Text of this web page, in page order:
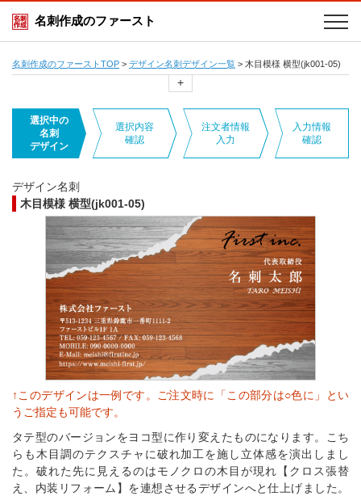
名刺作成のファースト
名刺作成のファーストTOP > デザイン名刺デザイン一覧 > 木目模様 横型(jk001-05)
+
選択中の
名刺
デザイン
選択内容
確認
注文者情報
入力
入力情報
確認
デザイン名刺
木目模様 横型(jk001-05)
↑このデザインは一例です。ご注文時に「この部分は○色に」とい
うご指定も可能です。
タテ型のバージョンをヨコ型に作り変えたものになります。こち
らも木目調のテクスチャに破れ加工を施し立体感を演出しまし
た。破れた先に見えるのはモノクロの木目が現れ【クロス張替
え、内装リフォーム】を連想させるデザインへと仕上げました。